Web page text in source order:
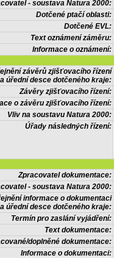
- soustava Natura 2000:
Dotčené ptačí oblasti:
Dotčené EVL:
Text oznámení záměru:
Informace o oznámení:
závěrů zjišťovacího řízení
úřední desce dotčeného kraje:
Závěry zjišťovacího řízení:
o závěru zjišťovacího řízení:
Vliv na soustavu Natura 2000:
Úřady následných řízení:
Zpracovatel dokumentace:
- soustava Natura 2000:
informace o dokumentaci
úřední desce dotčeného kraje:
Termín pro zaslání vyjádření:
Text dokumentace:
doplněné dokumentace:
Informace o dokumentaci: